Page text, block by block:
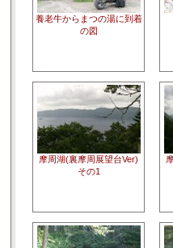
養老牛からまつの湯に到着
の図
摩周湖(裏摩周展望台Ver)
その1